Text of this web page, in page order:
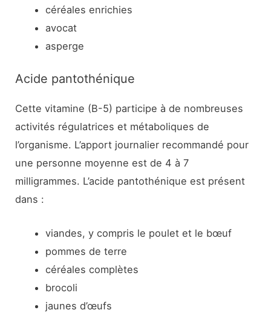
céréales enrichies
avocat
asperge
Acide pantothénique
Cette vitamine (B-5) participe à de nombreuses
activités régulatrices et métaboliques de
l’organisme. L’apport journalier recommandé pour
une personne moyenne est de 4 à 7
milligrammes. L’acide pantothénique est présent
dans :
viandes, y compris le poulet et le bœuf
pommes de terre
céréales complètes
brocoli
jaunes d’œufs